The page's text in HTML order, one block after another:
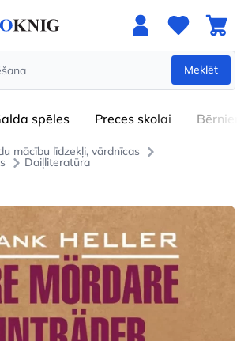
Meklēt
spēles Preces skolai Bērniem
mācību līdzekļi, vārdnīcas
Daiļliteratūra